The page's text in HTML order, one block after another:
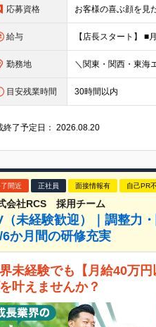
応募資格
給与
勤務地
目安残業時間 30時間以内
終了予定日：2026.08.20
間近 正社員 面接情報有 自己PR
会社RCS 採用チーム
（未経験歓迎）｜調整力
6か月間の研修充実
未経験でも【月給40万
叶えませんか？